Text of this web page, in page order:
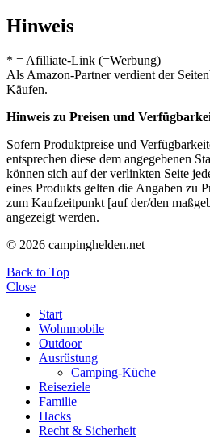
Hinweis
* = Afilliate-Link (=Werbung)
Als Amazon-Partner verdient der
Käufen.
Hinweis zu Preisen und
Sofern Produktpreise und
entsprechen diese dem angegebenen
können sich auf der verlinkten Seite
eines Produkts gelten die Angaben zu
zum Kaufzeitpunkt [auf der/den
angezeigt werden.
© 2026 campinghelden.net
Back to Top
Close
Start
Wohnmobile
Outdoor
Ausrüstung
Camping-Küche
Reiseziele
Familie
Hacks
Recht & Sicherheit